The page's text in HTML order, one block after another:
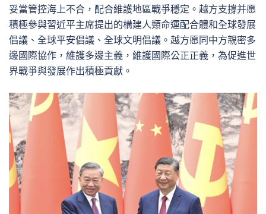
妥當管控海上不合，配合維護地區戰爭穩定。越方支撐并愿
積極參與習近平主席提出的構建人類命運配合體和全球發展
倡議、全球平安倡議、全球文明倡議。越方愿同中方親密多
邊國際協作，維護多邊主義，維護國際公正正義，為促進世
界戰爭與發展作出積極貢獻。